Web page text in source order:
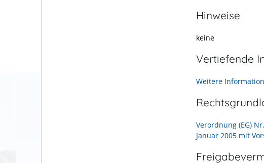
Hinweise
keine
Vertiefende
Weitere
Verordnung (EG)
Januar 2005 mit